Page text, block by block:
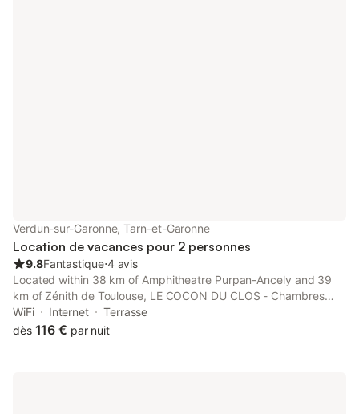
Verdun-sur-Garonne, Tarn-et-Garonne
Location de vacances pour 2 personnes
9.8Fantastique⋅4 avis
Located within 38 km of Amphitheatre Purpan-Ancely and 39
km of Zénith de Toulouse, LE COCON DU CLOS - Chambres
d'hôtes provides rooms with air conditioning and a private
bathroom in Verdun-sur-Garonne.
WiFi Internet
Terrasse
dès 116 € par nuit